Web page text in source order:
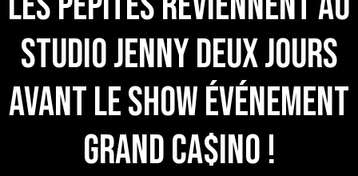
Studio Jenny deux jours
avant le show événement
Grand Ca$ino !